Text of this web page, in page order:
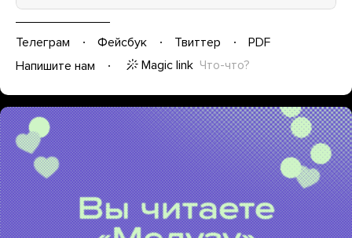
Телеграм Фейсбук Твиттер
PDF
Напишите нам
Magic link Что-что?